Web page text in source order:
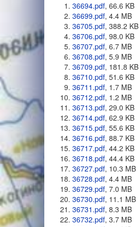
36694.pdf, 66.6 KB
36699.pdf, 4.4 MB
36705.pdf, 388.2 KB
36706.pdf, 98.0 KB
36707.pdf, 6.7 MB
36708.pdf, 5.9 MB
36709.pdf, 181.8 KB
36710.pdf, 51.6 KB
36711.pdf, 1.7 MB
36712.pdf, 1.2 MB
36713.pdf, 29.0 KB
36714.pdf, 62.9 KB
36715.pdf, 55.6 KB
36716.pdf, 88.7 KB
36717.pdf, 44.2 KB
36718.pdf, 44.4 KB
36727.pdf, 10.3 MB
36728.pdf, 4.4 MB
36729.pdf, 7.0 MB
36730.pdf, 11.1 MB
36731.pdf, 8.3 MB
36732.pdf, 3.7 MB